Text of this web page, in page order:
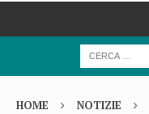
HOME NOTIZIE